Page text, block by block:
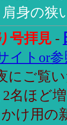
身の狭
号拝見-
イトor
にご覧
名ほど
け用の